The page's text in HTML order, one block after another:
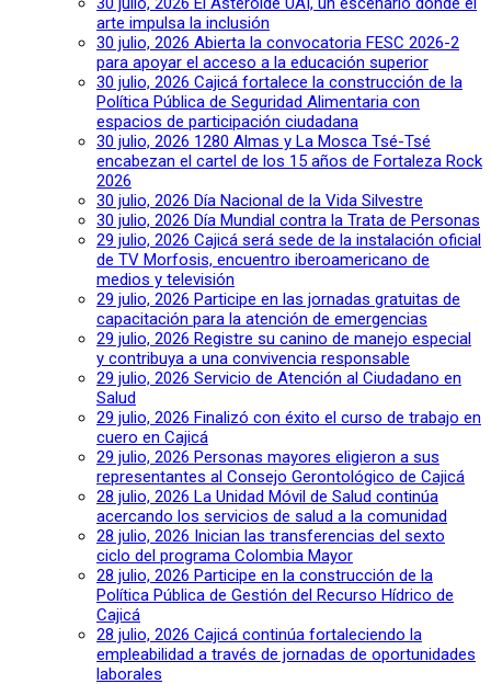
arte impulsa la inclusión
30 julio, 2026 Abierta la convocatoria FESC 2026-2
para apoyar el acceso a la educación superior
30 julio, 2026 Cajicá fortalece la construcción de la
Política Pública de Seguridad Alimentaria con
espacios de participación ciudadana
30 julio, 2026 1280 Almas y La Mosca Tsé-Tsé
encabezan el cartel de los 15 años de Fortaleza Rock
2026
30 julio, 2026 Día Nacional de la Vida Silvestre
30 julio, 2026 Día Mundial contra la Trata de Personas
29 julio, 2026 Cajicá será sede de la instalación oficial
de TV Morfosis, encuentro iberoamericano de
medios y televisión
29 julio, 2026 Participe en las jornadas gratuitas de
capacitación para la atención de emergencias
29 julio, 2026 Registre su canino de manejo especial
y contribuya a una convivencia responsable
29 julio, 2026 Servicio de Atención al Ciudadano en
Salud
29 julio, 2026 Finalizó con éxito el curso de trabajo en
cuero en Cajicá
29 julio, 2026 Personas mayores eligieron a sus
representantes al Consejo Gerontológico de Cajicá
28 julio, 2026 La Unidad Móvil de Salud continúa
acercando los servicios de salud a la comunidad
28 julio, 2026 Inician las transferencias del sexto
ciclo del programa Colombia Mayor
28 julio, 2026 Participe en la construcción de la
Política Pública de Gestión del Recurso Hídrico de
Cajicá
28 julio, 2026 Cajicá continúa fortaleciendo la
empleabilidad a través de jornadas de oportunidades
laborales